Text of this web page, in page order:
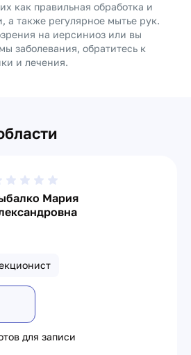
как правильная обработка и
а также регулярное мытье рук.
на иерсиниоз или вы
заболевания, обратитесь к
и лечения.
Мария
для записи